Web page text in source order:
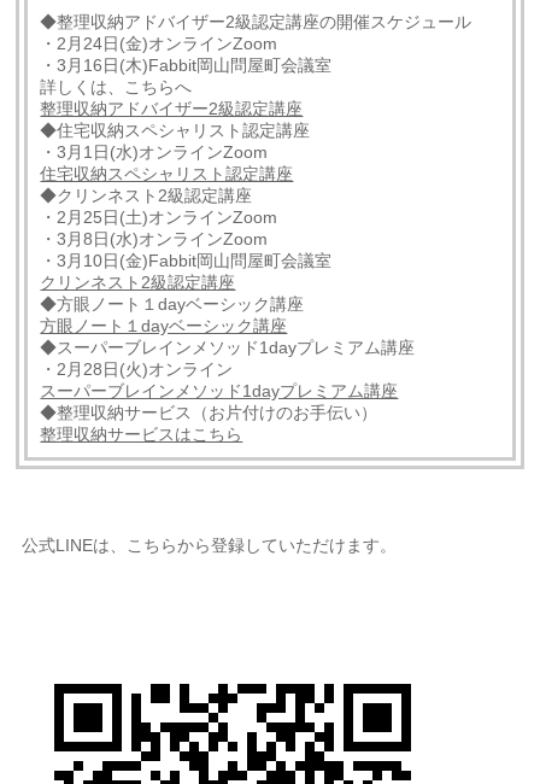
◆整理収納アドバイザー2級認定講座の開催スケジュール
・2月24日(金)オンラインZoom
・3月16日(木)Fabbit岡山問屋町会議室
詳しくは、こちらへ
整理収納アドバイザー2級認定講座
◆住宅収納スペシャリスト認定講座
・3月1日(水)オンラインZoom
住宅収納スペシャリスト認定講座
◆クリンネスト2級認定講座
・2月25日(土)オンラインZoom
・3月8日(水)オンラインZoom
・3月10日(金)Fabbit岡山問屋町会議室
クリンネスト2級認定講座
◆方眼ノート１dayベーシック講座
方眼ノート１dayベーシック講座
◆スーパーブレインメソッド1dayプレミアム講座
・2月28日(火)オンライン
スーパーブレインメソッド1dayプレミアム講座
◆整理収納サービス（お片付けのお手伝い）
整理収納サービスはこちら
公式LINEは、こちらから登録していただけます。